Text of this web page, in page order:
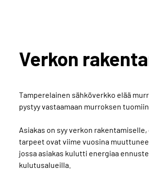
Verkon
Tamperelainen sähköverkko elää
pystyy vastaamaan murroksen
Asiakas on syy verkon
tarpeet ovat viime vuosina
jossa asiakas kulutti energiaa
kulutusalueilla.